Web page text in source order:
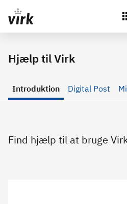
Gå direkte til indhold
Hjælp til Virk
Introduktion Digital Post
Find hjælp til at bruge